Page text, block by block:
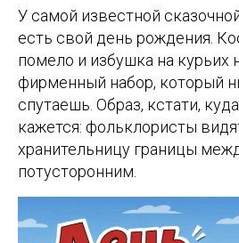
У самой известной
есть свой день рождения.
помело и избушка на курьих
фирменный набор, который
спутаешь. Образ, кстати,
кажется: фольклористы
хранительницу границы
потусторонним.